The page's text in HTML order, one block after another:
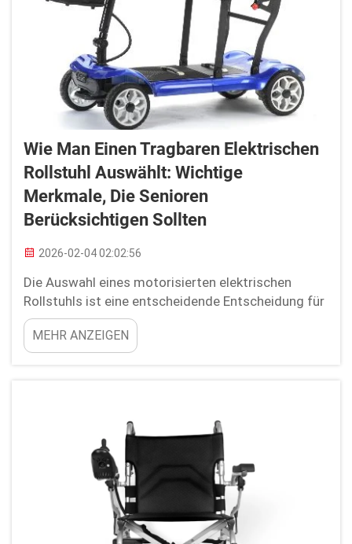
Wie Man Einen Tragbaren Elektrischen
Rollstuhl Auswählt: Wichtige
Merkmale, Die Senioren
Berücksichtigen Sollten
2026-02-04 02:02:56
Die Auswahl eines motorisierten elektrischen
Rollstuhls ist eine entscheidende Entscheidung für
ältere Menschen. Er kann zudem das Fortbewegen
bequemer und unterhaltsamer machen. So wählen
Sie tragbare elektrische Rollstühle aus: Großartig
MEHR ANZEIGEN